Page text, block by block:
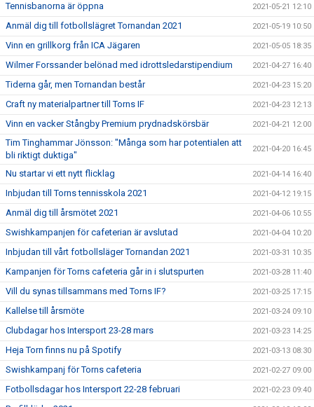
Tennisbanorna är öppna 2021-05-21 12:10
Anmäl dig till fotbollslägret Tornandan 2021 2021-05-19 10:50
Vinn en grillkorg från ICA Jägaren 2021-05-05 18:35
Wilmer Forssander belönad med idrottsledarstipendium 2021-04-27 16:40
Tiderna går, men Tornandan består 2021-04-23 15:20
Craft ny materialpartner till Torns IF 2021-04-23 12:13
Vinn en vacker Stångby Premium prydnadskörsbär 2021-04-21 12:00
Tim Tinghammar Jönsson: "Många som har potentialen att
bli riktigt duktiga"
2021-04-20 16:45
Nu startar vi ett nytt flicklag 2021-04-14 16:40
Inbjudan till Torns tennisskola 2021 2021-04-12 19:15
Anmäl dig till årsmötet 2021 2021-04-06 10:55
Swishkampanjen för cafeterian är avslutad 2021-04-04 10:20
Inbjudan till vårt fotbollsläger Tornandan 2021 2021-03-31 10:35
Kampanjen för Torns cafeteria går in i slutspurten 2021-03-28 11:40
Vill du synas tillsammans med Torns IF? 2021-03-25 17:15
Kallelse till årsmöte 2021-03-24 09:10
Clubdagar hos Intersport 23-28 mars 2021-03-23 14:25
Heja Torn finns nu på Spotify 2021-03-13 08:30
Swishkampanj för Torns cafeteria 2021-02-27 09:00
Fotbollsdagar hos Intersport 22-28 februari 2021-02-23 09:40